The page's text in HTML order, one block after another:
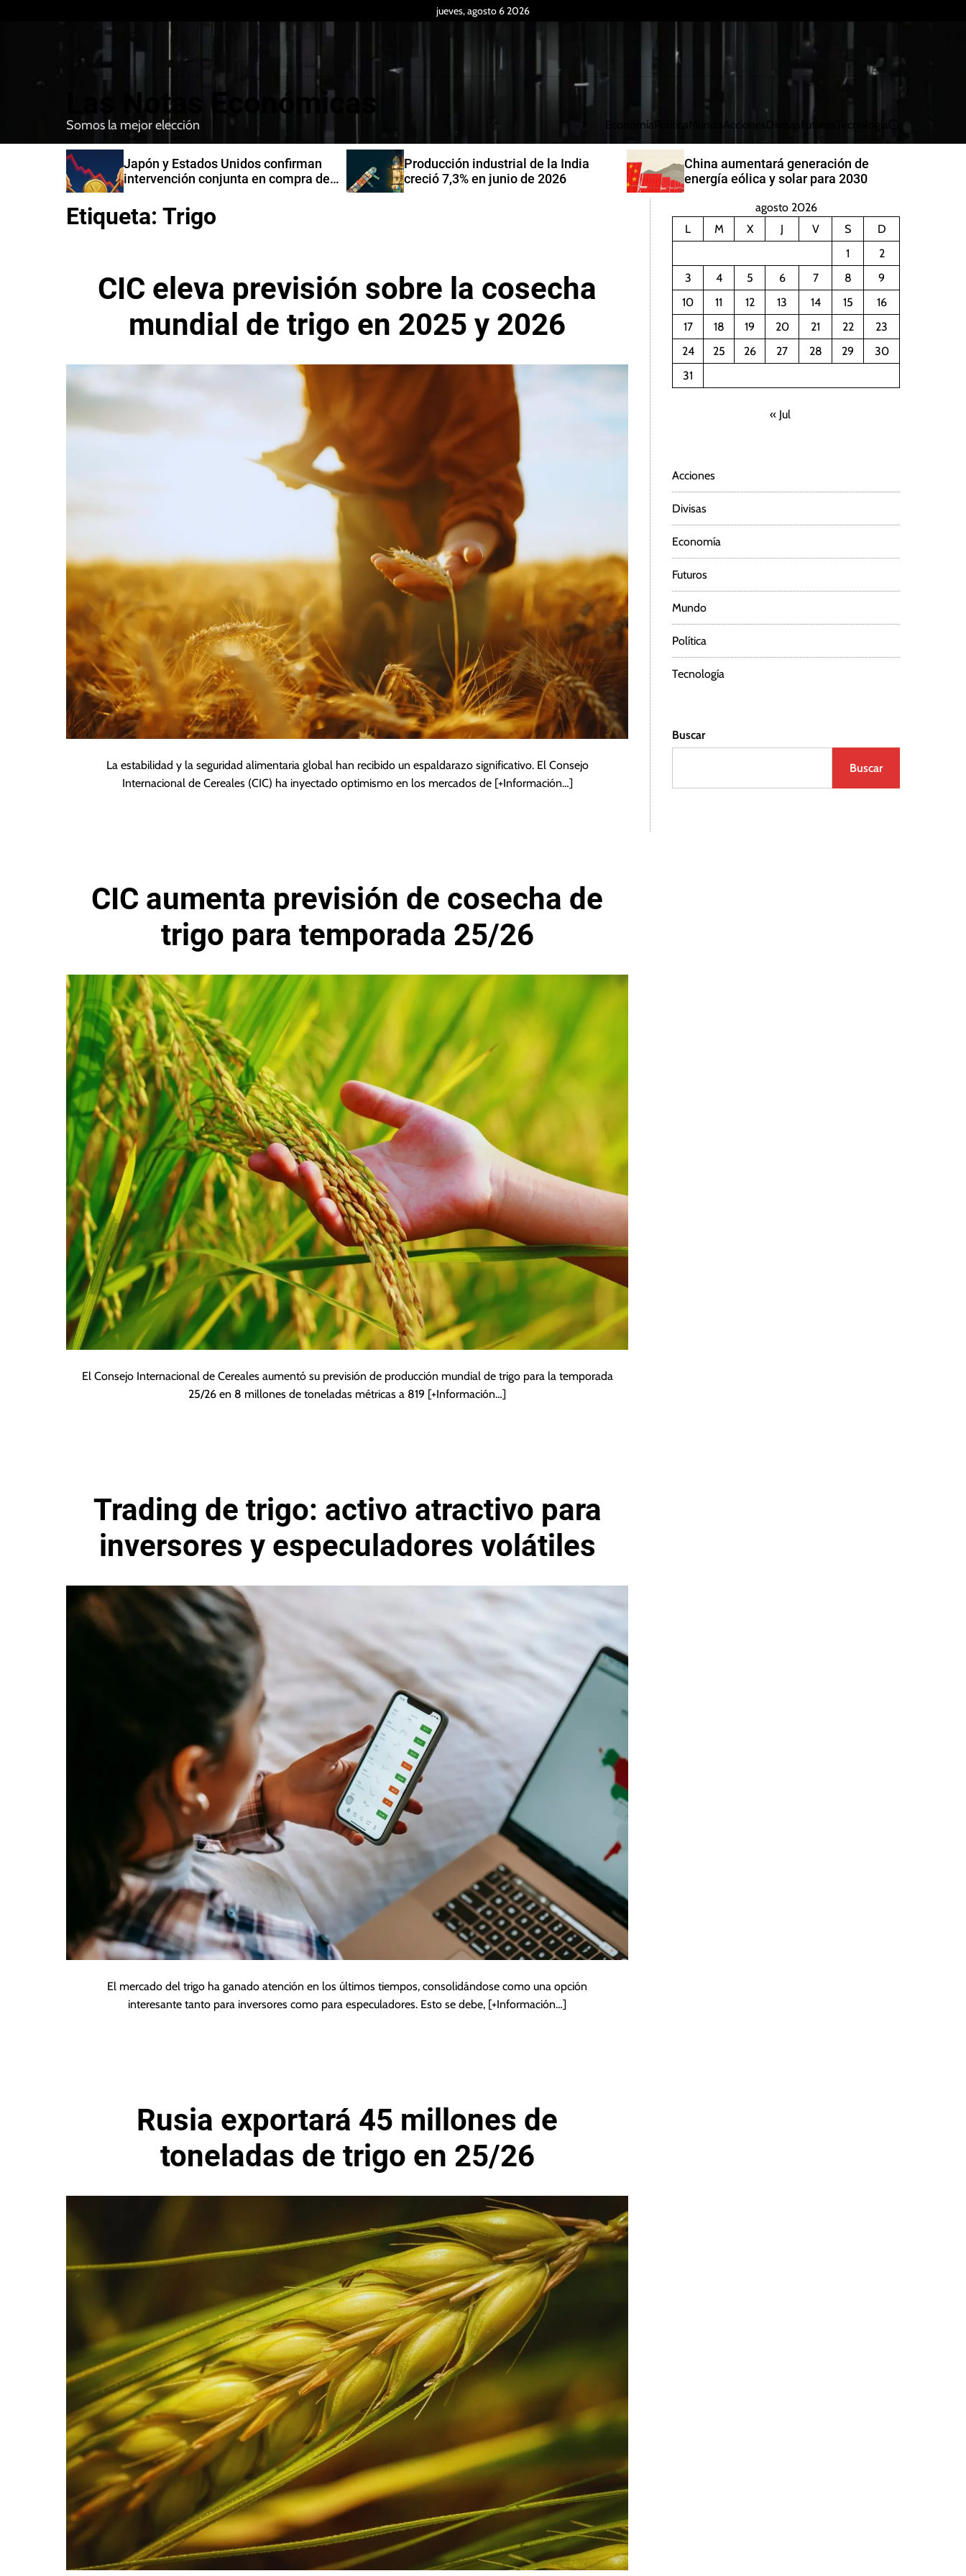
jueves, agosto 6 2026
Las Notas Económicas
Somos la mejor elección Economía Política Acciones Divisas Futuros Tecnología
u
Japón y Estados Unidos confirman
intervención conjunta en compra de
Producción industrial de la India
creció 7,3% en junio de 2026
China aumentará generación de
energía eólica y solar para 2030
Etiqueta: Trigo
CIC eleva previsión sobre la cosecha
mundial de trigo en 2025 y 2026
La estabilidad y la seguridad alimentaria global han recibido un espaldarazo significativo. El Consejo
Internacional de Cereales (CIC) ha inyectado optimismo en los mercados de [+Información…]
CIC aumenta previsión de cosecha de
trigo para temporada 25/26
El Consejo Internacional de Cereales aumentó su previsión de producción mundial de trigo para la temporada
25/26 en 8 millones de toneladas métricas a 819 [+Información…]
Trading de trigo: activo atractivo para
inversores y especuladores volátiles
El mercado del trigo ha ganado atención en los últimos tiempos, consolidándose como una opción
interesante tanto para inversores como para especuladores. Esto se debe, [+Información…]
Rusia exportará 45 millones de
toneladas de trigo en 25/26
agosto 2026
L
M X J V S
D
1
2
3
4 5 6 7 8
9
10
11 12 13 14 15
16
17
18 19 20 21 22
23
24
25 26 27 28 29
30
31
« Jul
Acciones
Divisas
Economía
Futuros
Mundo
Política
Tecnología
Buscar
Buscar